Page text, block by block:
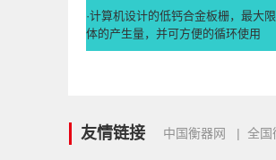
·计算机设计的低钙合金板栅，最大
体的产生量，并可方便的循环使用
友情链接 中国衡器网 | 全国